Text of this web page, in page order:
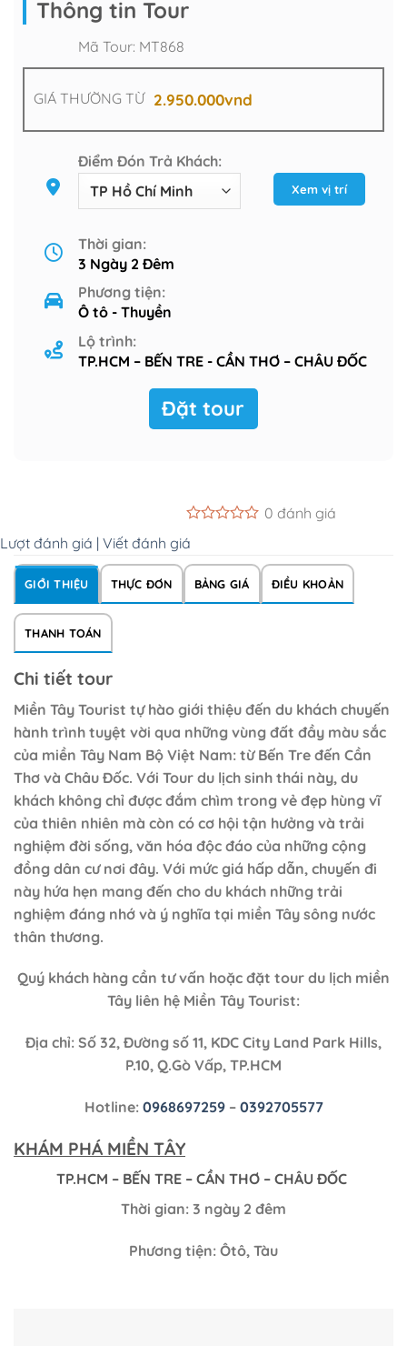
Thông tin Tour
Mã Tour: MT868
GIÁ THƯỜNG TỪ 2.950.000vnd
Điểm Đón Trả Khách:
Xem vị trí
Thời gian:
3 Ngày 2 Đêm
Phương tiện:
Ô tô - Thuyền
Lộ trình:
TP.HCM – BẾN TRE - CẦN THƠ – CHÂU ĐỐC
Đặt tour
0 đánh giá
Lượt đánh giá | Viết đánh giá
GIỚI THIỆU THỰC ĐƠN BẢNG GIÁ ĐIỀU KHOẢN
THANH TOÁN
Chi tiết tour
Miền Tây Tourist tự hào giới thiệu đến du khách chuyến
hành trình tuyệt vời qua những vùng đất đầy màu sắc
của miền Tây Nam Bộ Việt Nam: từ Bến Tre đến Cần
Thơ và Châu Đốc. Với Tour du lịch sinh thái này, du
khách không chỉ được đắm chìm trong vẻ đẹp hùng vĩ
của thiên nhiên mà còn có cơ hội tận hưởng và trải
nghiệm đời sống, văn hóa độc đáo của những cộng
đồng dân cư nơi đây. Với mức giá hấp dẫn, chuyến đi
này hứa hẹn mang đến cho du khách những trải
nghiệm đáng nhớ và ý nghĩa tại miền Tây sông nước
thân thương.
Quý khách hàng cần tư vấn hoặc đặt tour du lịch miền
Tây liên hệ Miền Tây Tourist:
Địa chỉ: Số 32, Đường số 11, KDC City Land Park Hills,
P.10, Q.Gò Vấp, TP.HCM
Hotline: 0968697259– 0392705577
KHÁM PHÁ MIỀN TÂY
TP.HCM – BẾN TRE – CẦN THƠ – CHÂU ĐỐC
Thời gian: 3 ngày 2 đêm
Phương tiện: Ôtô, Tàu